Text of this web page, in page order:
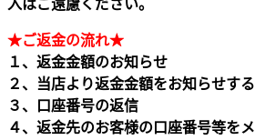
入はご遠慮ください。
★ご返金の流れ★
１、返金金額のお知らせ
２、当店より返金金額をお知らせす
３、口座番号の返信
４、返金先のお客様の口座番号等を